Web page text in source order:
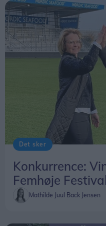
Det sker
Konkurrence:
Femhøje
Mathilde Juul Back Jensen